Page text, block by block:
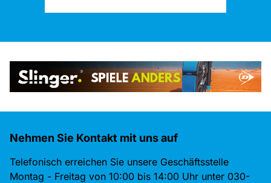
Nehmen Sie Kontakt mit uns auf
Telefonisch erreichen Sie unsere Geschäftsstelle
Montag - Freitag von 10:00 bis 14:00 Uhr unter 030-